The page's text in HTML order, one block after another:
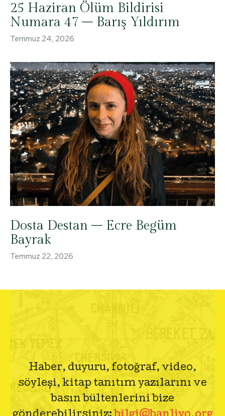
25 Haziran Ölüm Bildirisi
Numara 47 – Barış Yıldırım
Temmuz 24, 2026
Dosta Destan – Ecre Begüm
Bayrak
Temmuz 22, 2026
Haber, duyuru, fotoğraf, video,
söyleşi, kitap tanıtım yazılarını ve
basın bültenlerini bize